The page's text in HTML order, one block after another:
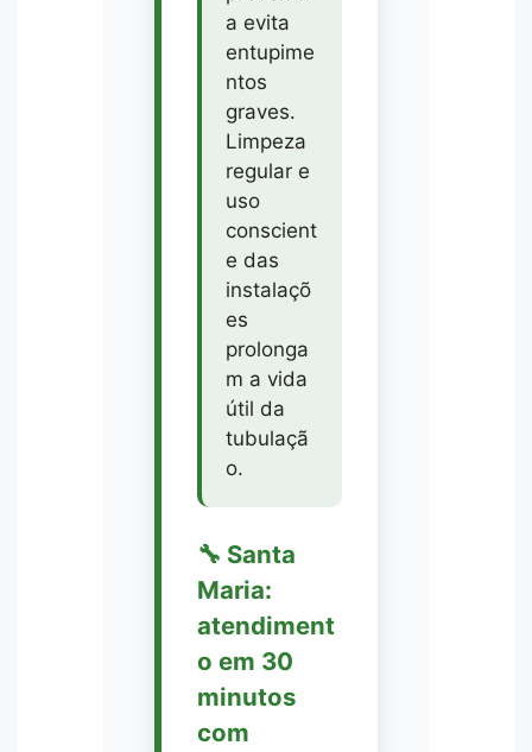
a evita
entupime
ntos
graves.
Limpeza
regular e
uso
conscient
e das
instalaçõ
es
prolonga
m a vida
útil da
tubulaçã
o.
🔧 Santa
Maria:
atendiment
o em 30
minutos
com